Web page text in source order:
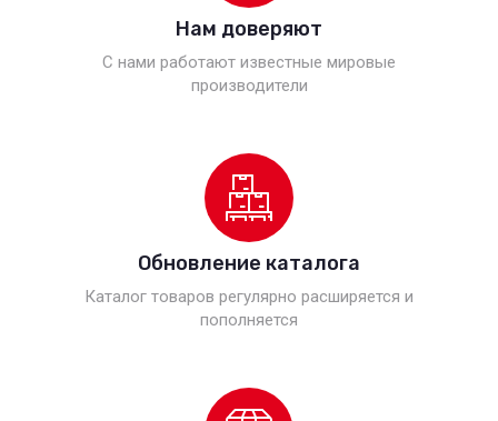
Нам доверяют
С нами работают известные мировые
производители
Обновление каталога
Каталог товаров регулярно расширяется и
пополняется